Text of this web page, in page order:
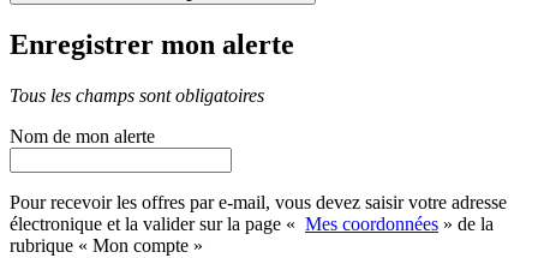
Enregistrer mon alerte
Tous les champs sont obligatoires
Nom de mon alerte
Pour recevoir les offres par e-mail, vous devez saisir votre adresse
électronique et la valider sur la page « Mes coordonnées » de la
rubrique « Mon compte »